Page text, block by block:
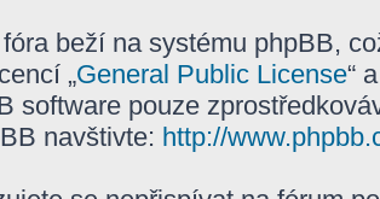
beží na systému phpBB,
„General Public License“
software pouze
navštivte: http://